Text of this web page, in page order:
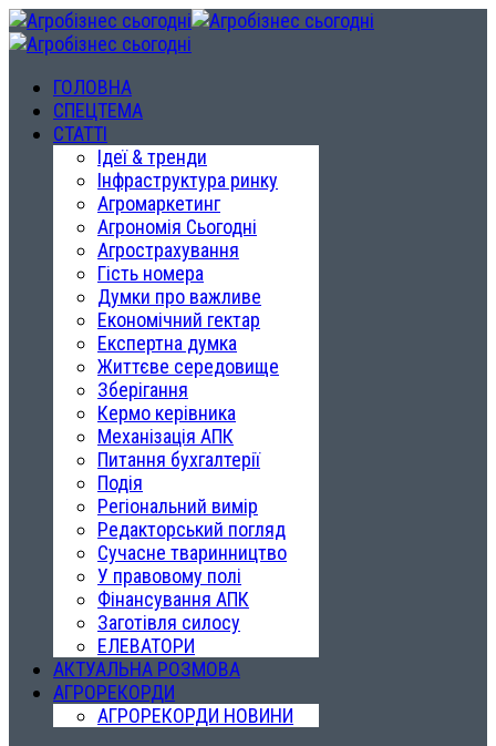
ГОЛОВНА
СПЕЦТЕМА
СТАТТІ
Ідеї & тренди
Інфраструктура ринку
Агромаркетинг
Агрономія Сьогодні
Агрострахування
Гість номера
Думки про важливе
Економічний гектар
Експертна думка
Життєве середовище
Зберігання
Кермо керівника
Механізація АПК
Питання бухгалтерії
Подія
Регіональний вимір
Редакторський погляд
Сучасне тваринництво
У правовому полі
Фінансування АПК
Заготівля силосу
ЕЛЕВАТОРИ
АКТУАЛЬНА РОЗМОВА
АГРОРЕКОРДИ
АГРОРЕКОРДИ НОВИНИ